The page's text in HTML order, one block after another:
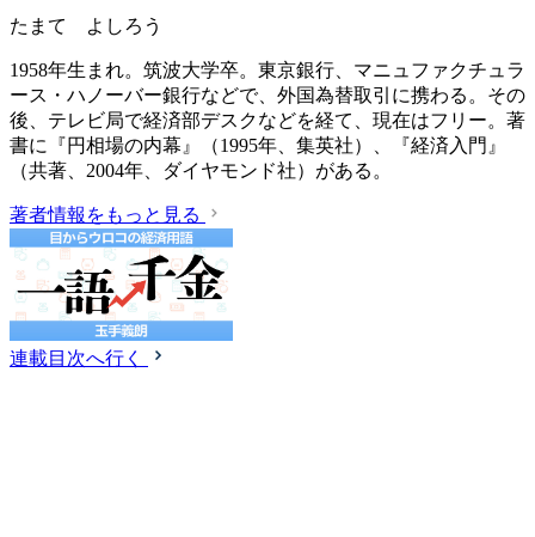
たまて よしろう
1958年生まれ。筑波大学卒。東京銀行、マニュファクチュラ
ース・ハノーバー銀行などで、外国為替取引に携わる。その
後、テレビ局で経済部デスクなどを経て、現在はフリー。著
書に『円相場の内幕』（1995年、集英社）、『経済入門』
（共著、2004年、ダイヤモンド社）がある。
著者情報をもっと見る
連載目次へ行く